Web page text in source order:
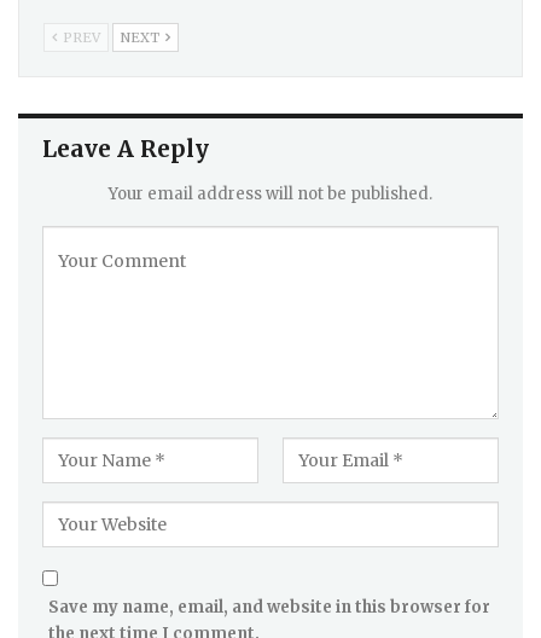
PREV NEXT
Leave A Reply
Your email address will not be published.
Save my name, email, and website in this browser for